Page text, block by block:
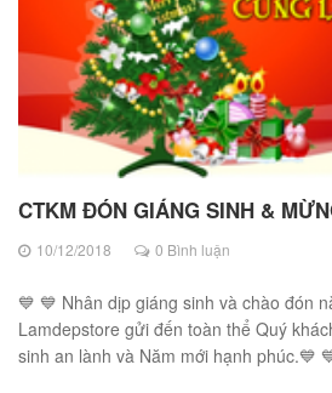
CTKM ĐÓN GIÁNG SINH &
10/12/2018 0 Bình luận
💙 💙 Nhân dịp giáng sinh và chào đón
Lamdepstore gửi đến toàn thể Quý
sinh an lành và Năm mới hạnh phúc.💙